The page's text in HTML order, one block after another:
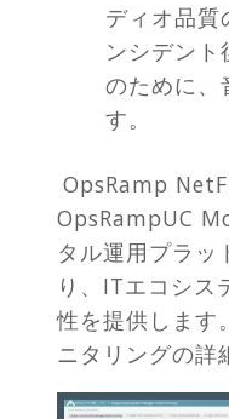
ディオ品質
ンシデン
のために、
す。
OpsRamp
OpsRampUC
タル運用プラッ
り、ITエコシス
性を提供しま
ニタリングの詳